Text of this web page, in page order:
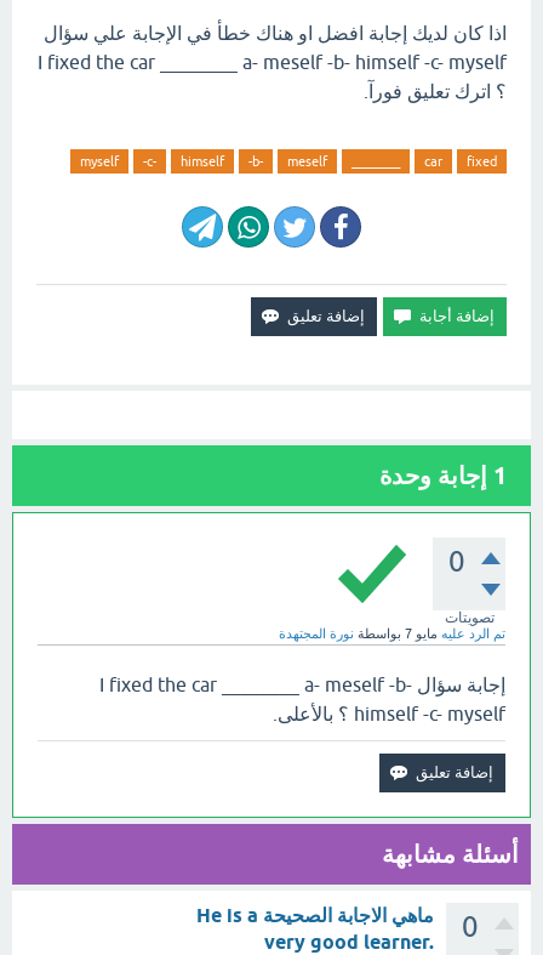
اذا كان لديك إجابة افضل او هناك خطأ في الإجابة علي سؤال
I fixed the car ________ a- meself -b- himself -c- myself
؟ اترك تعليق فورآ.
fixed
car
meself
-b-
himself
-c-
myself
1 إجابة وحدة
0
تصويتات
تم الرد عليه مايو 7 بواسطة نورة المجتهدة
إجابة سؤال I fixed the car ________ a- meself -b-
himself -c- myself ؟ بالأعلى.
أسئلة مشابهة
0
ماهي الاجابة الصحيحة He is a
very good learner.